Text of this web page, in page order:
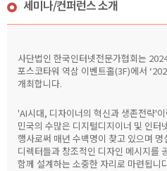
세미나/컨퍼런스 소개
사단법인 한국인터넷전문가협회는
포스코타워 역삼 이벤트홀(3F)에서
개최합니다.
'AI시대, 디자이너의 혁신과 생존전략'
민국의 수많은 디지털디지이너 및 인터
행사로써 매년 수백명이 찾고 있으며
디렉터들과 창조적인 디자인 메시지를
함께 설계하는 소중한 자리로 마련됩니